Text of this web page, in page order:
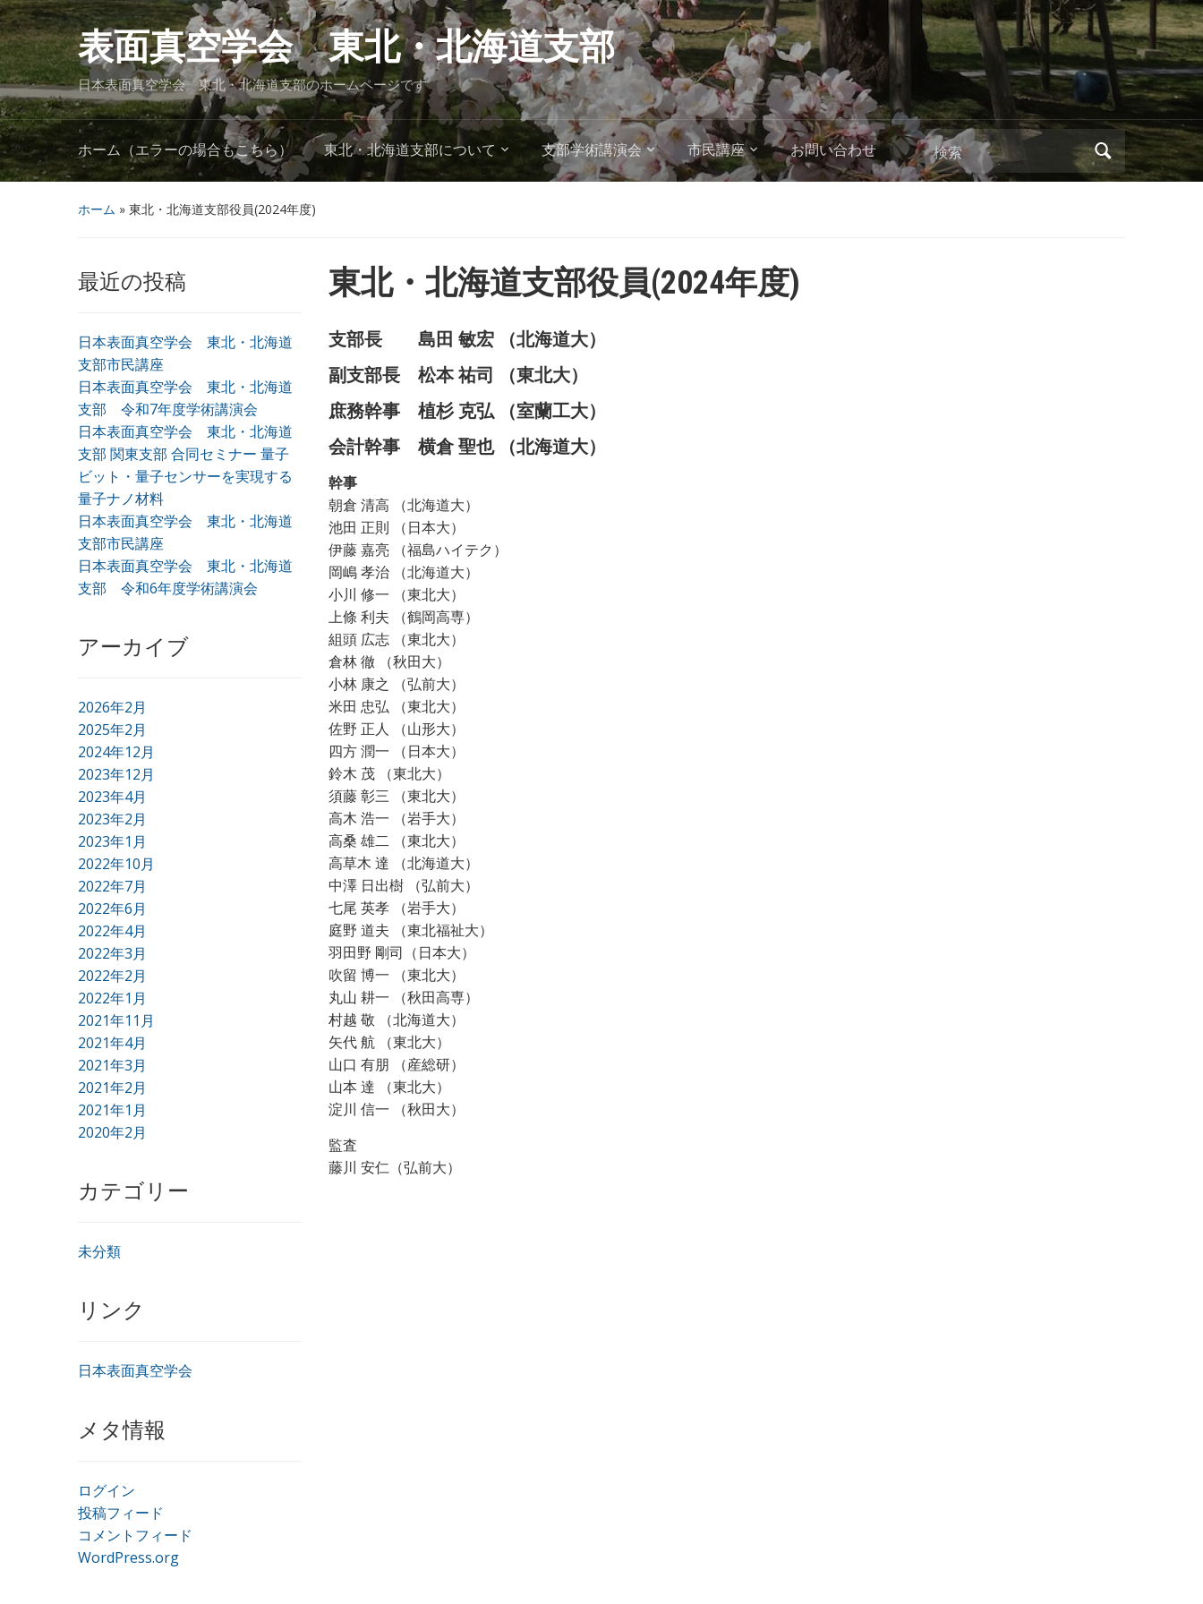
表面真空学会 東北・北海道支部
日本表面真空学会 東北・北海道支部のホームページです
ホーム（エラーの場合もこちら） 東北・北海道支部について 支部学術講演会 市民講座 お問い合わせ 検索
ホーム » 東北・北海道支部役員(2024年度)
最近の投稿
日本表面真空学会 東北・北海道
支部市民講座
日本表面真空学会 東北・北海道
支部 令和7年度学術講演会
日本表面真空学会 東北・北海道
支部 関東支部 合同セミナー 量子
ビット・量子センサーを実現する
量子ナノ材料
日本表面真空学会 東北・北海道
支部市民講座
日本表面真空学会 東北・北海道
支部 令和6年度学術講演会
アーカイブ
2026年2月
2025年2月
2024年12月
2023年12月
2023年4月
2023年2月
2023年1月
2022年10月
2022年7月
2022年6月
2022年4月
2022年3月
2022年2月
2022年1月
2021年11月
2021年4月
2021年3月
2021年2月
2021年1月
2020年2月
カテゴリー
未分類
リンク
日本表面真空学会
メタ情報
ログイン
投稿フィード
コメントフィード
WordPress.org
東北・北海道支部役員(2024年度)
支部長 島田 敏宏 （北海道大）
副支部長 松本 祐司 （東北大）
庶務幹事 植杉 克弘 （室蘭工大）
会計幹事 横倉 聖也 （北海道大）
幹事
朝倉 清高 （北海道大）
池田 正則 （日本大）
伊藤 嘉亮 （福島ハイテク）
岡嶋 孝治 （北海道大）
小川 修一 （東北大）
上條 利夫 （鶴岡高専）
組頭 広志 （東北大）
倉林 徹 （秋田大）
小林 康之 （弘前大）
米田 忠弘 （東北大）
佐野 正人 （山形大）
四方 潤一 （日本大）
鈴木 茂 （東北大）
須藤 彰三 （東北大）
高木 浩一 （岩手大）
高桑 雄二 （東北大）
高草木 達 （北海道大）
中澤 日出樹 （弘前大）
七尾 英孝 （岩手大）
庭野 道夫 （東北福祉大）
羽田野 剛司（日本大）
吹留 博一 （東北大）
丸山 耕一 （秋田高専）
村越 敬 （北海道大）
矢代 航 （東北大）
山口 有朋 （産総研）
山本 達 （東北大）
淀川 信一 （秋田大）
監査
藤川 安仁（弘前大）